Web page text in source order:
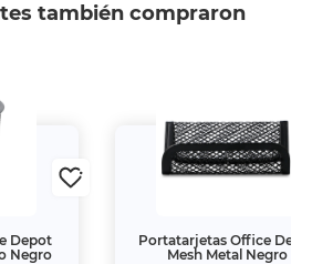
también compraron
Depot
Negro
Portatarjetas Office
Mesh Metal Negro